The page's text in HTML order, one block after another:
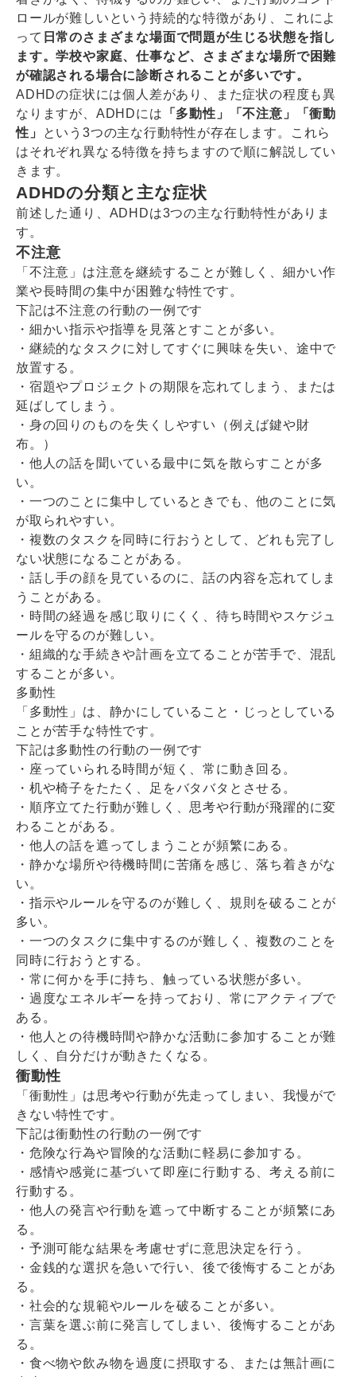
ロールが難しいという持続的な特徴があり、これによ
って 日常のさまざまな場面で問題が生じる状態を指し
ます。学校や家庭、仕事など、さまざまな場所で困難
が確認される場合に診断されることが多いです。
ADHDの症状には個人差があり、また症状の程度も異
なりますが、ADHDには 「多動性」「不注意」「衝動
性」
という3つの主な行動特性が存在します。これら
はそれぞれ異なる特徴を持ちますので順に解説してい
きます。
ADHDの分類と主な症状
前述した通り、ADHDは3つの主な行動特性がありま
す。
不注意
「不注意」は注意を継続することが難しく、細かい作
業や長時間の集中が困難な特性です。
下記は不注意の行動の一例です
・細かい指示や指導を見落とすことが多い。
・継続的なタスクに対してすぐに興味を失い、途中で
放置する。
・宿題やプロジェクトの期限を忘れてしまう、または
延ばしてしまう。
・身の回りのものを失くしやすい（例えば鍵や財
布。）
・他人の話を聞いている最中に気を散らすことが多
い。
・一つのことに集中しているときでも、他のことに気
が取られやすい。
・複数のタスクを同時に行おうとして、どれも完了し
ない状態になることがある。
・話し手の顔を見ているのに、話の内容を忘れてしま
うことがある。
・時間の経過を感じ取りにくく、待ち時間やスケジュ
ールを守るのが難しい。
・組織的な手続きや計画を立てることが苦手で、混乱
することが多い。
多動性
「多動性」は、静かにしていること・じっとしている
ことが苦手な特性です。
下記は多動性の行動の一例です
・座っていられる時間が短く、常に動き回る。
・机や椅子をたたく、足をバタバタとさせる。
・順序立てた行動が難しく、思考や行動が飛躍的に変
わることがある。
・他人の話を遮ってしまうことが頻繁にある。
・静かな場所や待機時間に苦痛を感じ、落ち着きがな
い。
・指示やルールを守るのが難しく、規則を破ることが
多い。
・一つのタスクに集中するのが難しく、複数のことを
同時に行おうとする。
・常に何かを手に持ち、触っている状態が多い。
・過度なエネルギーを持っており、常にアクティブで
ある。
・他人との待機時間や静かな活動に参加することが難
しく、自分だけが動きたくなる。
衝動性
「衝動性」は思考や行動が先走ってしまい、我慢がで
きない特性です。
下記は衝動性の行動の一例です
・危険な行為や冒険的な活動に軽易に参加する。
・感情や感覚に基づいて即座に行動する、考える前に
行動する。
・他人の発言や行動を遮って中断することが頻繁にあ
る。
・予測可能な結果を考慮せずに意思決定を行う。
・金銭的な選択を急いで行い、後で後悔することがあ
る。
・社会的な規範やルールを破ることが多い。
・言葉を選ぶ前に発言してしまい、後悔することがあ
る。
・食べ物や飲み物を過度に摂取する、または無計画に